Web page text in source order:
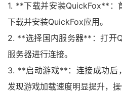
1. **下载并安装QuickFox**：
下载并安装QuickFox应用。
2. **选择国内服务器**：打开
服务器进行连接。
3. **启动游戏**：连接成功后
发现游戏加载速度明显提升，操